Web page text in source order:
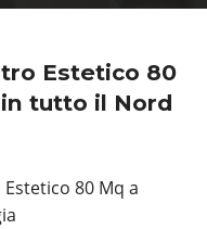
Estetico 80
tutto il Nord
80 Mq a